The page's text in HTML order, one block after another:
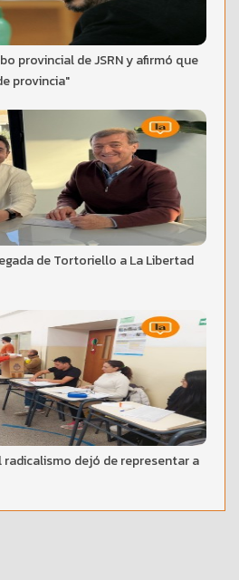
provincial de JSRN y afirmó que
provincia"
de Tortoriello a La Libertad
radicalismo dejó de representar a